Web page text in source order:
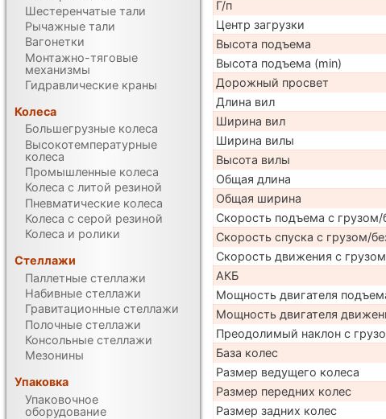
Г/п
Центр загрузки
Высота подъема
Высота подъема (min)
Дорожный просвет
Длина вил
Ширина вил
Ширина вилы
Высота вилы
Общая длина
Общая ширина
Скорость подъема с грузом/
Скорость спуска с грузом/
Скорость движения с
АКБ
Мощность двигателя
Мощность двигателя
Преодолимый наклон с
База колес
Размер ведущего колеса
Размер передних колес
Размер задних колес
Шестеренчатые тали
Рычажные тали
Вагонетки
Монтажно-тяговые
механизмы
Гидравлические краны
Колеса
Большегрузные колеса
Высокотемпературные
колеса
Промышленные колеса
Колеса с литой резиной
Пневматические колеса
Колеса с серой резиной
Колеса и ролики
Стеллажи
Паллетные стеллажи
Набивные стеллажи
Гравитационные стеллажи
Полочные стеллажи
Консольные стеллажи
Мезонины
Упаковка
Упаковочное
оборудование